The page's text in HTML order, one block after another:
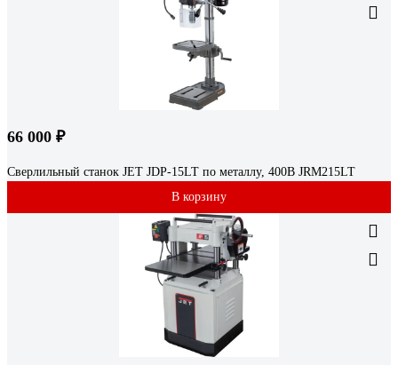
66 000 ₽
Сверлильный станок JET JDP-15LT по металлу, 400В JRM215LT
В корзину